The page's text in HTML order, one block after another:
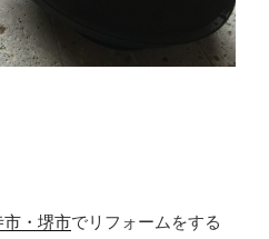
市・堺市でリフォームをする